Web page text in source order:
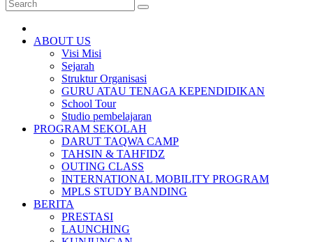
ABOUT US
Visi Misi
Sejarah
Struktur Organisasi
GURU ATAU TENAGA KEPENDIDIKAN
School Tour
Studio pembelajaran
PROGRAM SEKOLAH
DARUT TAQWA CAMP
TAHSIN & TAHFIDZ
OUTING CLASS
INTERNATIONAL MOBILITY PROGRAM
MPLS STUDY BANDING
BERITA
PRESTASI
LAUNCHING